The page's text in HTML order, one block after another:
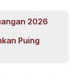
2026
Puing